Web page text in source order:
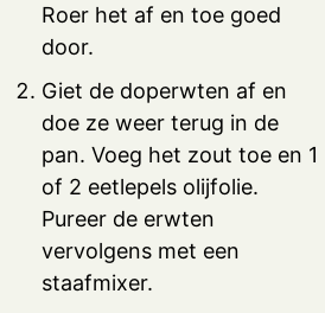
Roer het af en toe goed
door.
Giet de doperwten af en
doe ze weer terug in de
pan. Voeg het zout toe en 1
of 2 eetlepels olijfolie.
Pureer de erwten
vervolgens met een
staafmixer.